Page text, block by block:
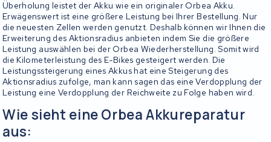
Überholung leistet der Akku wie ein originaler Orbea Akku.
Erwägenswert ist eine größere Leistung bei Ihrer Bestellung. Nur
die neuesten Zellen werden genutzt. Deshalb können wir Ihnen die
Erweiterung des Aktionsradius anbieten indem Sie die größere
Leistung auswählen bei der Orbea Wiederherstellung. Somit wird
die Kilometerleistung des E-Bikes gesteigert werden. Die
Leistungssteigerung eines Akkus hat eine Steigerung des
Aktionsradius zufolge, man kann sagen das eine Verdopplung der
Leistung eine Verdopplung der Reichweite zu Folge haben wird.
Wie sieht eine Orbea Akkureparatur
aus: